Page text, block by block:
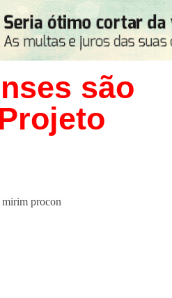
são